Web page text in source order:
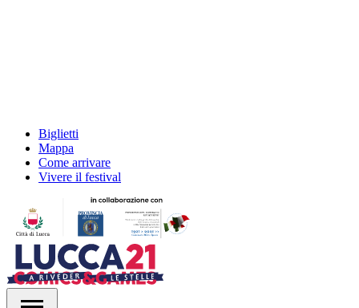
Biglietti
Mappa
Come arrivare
Vivere il festival